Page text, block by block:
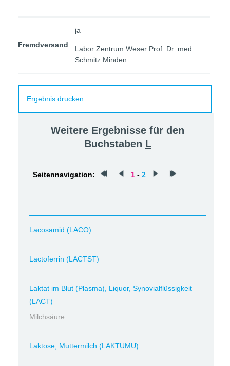
Fremdversand
ja
Labor Zentrum Weser Prof. Dr. med.
Schmitz Minden
Ergebnis drucken
Weitere Ergebnisse für den
Buchstaben L
Seitennavigation: 1 - 2
Lacosamid (LACO)
Lactoferrin (LACTST)
Laktat im Blut (Plasma), Liquor, Synovialflüssigkeit
(LACT)
Milchsäure
Laktose, Muttermilch (LAKTUMU)